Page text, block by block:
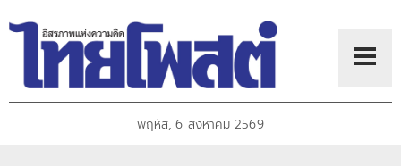
พฤหัส, 6 สิงหาคม 2569